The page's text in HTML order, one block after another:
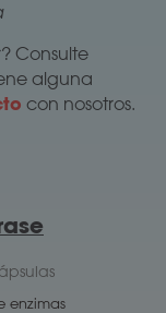
Consulte
alguna
con nosotros.
enzimas